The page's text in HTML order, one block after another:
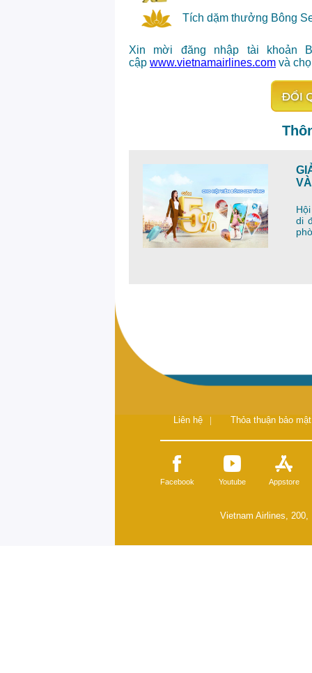
Tích dặm thưởng Bông
Xin mời đăng nhập tài khoản
cập www.vietnamairlines.com và
di
Liên hệ | Thỏa thuận bảo mật
Facebook Youtube Appstore
Vietnam Airlines,